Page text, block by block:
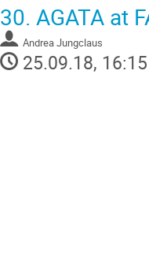
30. AGATA at
Andrea Jungclaus
25.09.18, 16:15